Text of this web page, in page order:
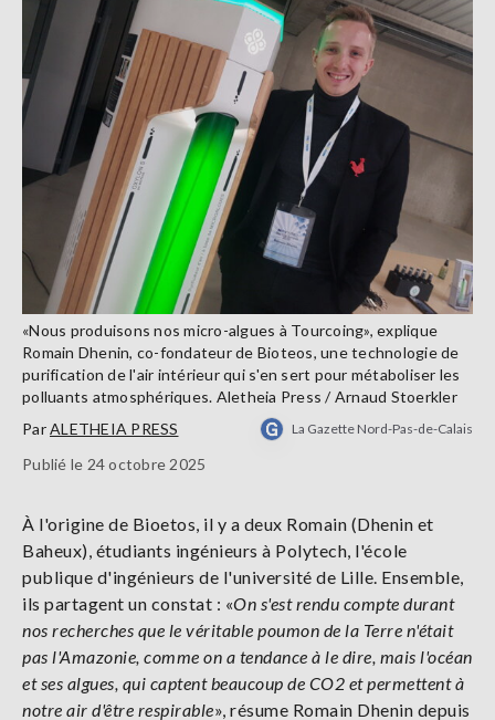
«Nous produisons nos micro-algues à Tourcoing», explique
Romain Dhenin, co-fondateur de Bioteos, une technologie de
purification de l'air intérieur qui s'en sert pour métaboliser les
polluants atmosphériques. Aletheia Press / Arnaud Stoerkler
ParALETHEIA PRESS La Gazette Nord-Pas-de-Calais
Publié le 24 octobre 2025
À l'origine de Bioetos, il y a deux Romain (Dhenin et
Baheux), étudiants ingénieurs à Polytech, l'école
publique d'ingénieurs de l'université de Lille. Ensemble,
ils partagent un constat : «On s'est rendu compte durant
nos recherches que le véritable poumon de la Terre n'était
pas l'Amazonie, comme on a tendance à le dire, mais l'océan
et ses algues, qui captent beaucoup de CO2 et permettent à
notre air d'être respirable», résume Romain Dhenin depuis